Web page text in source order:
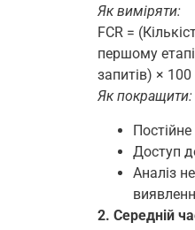
Як виміряти:
FCR =
першому
запитів) × 100
Як покращити:
Доступ
Аналіз
2. Середній